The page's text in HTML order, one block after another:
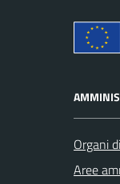
Organi
Aree